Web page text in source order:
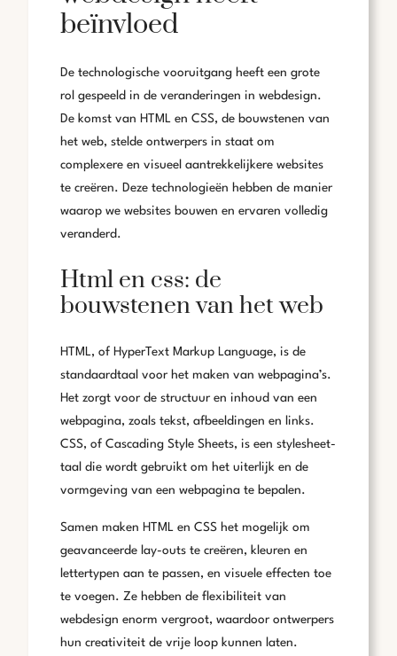
beïnvloed
De technologische vooruitgang heeft een grote
rol gespeeld in de veranderingen in webdesign.
De komst van HTML en CSS, de bouwstenen van
het web, stelde ontwerpers in staat om
complexere en visueel aantrekkelijkere websites
te creëren. Deze technologieën hebben de manier
waarop we websites bouwen en ervaren volledig
veranderd.
Html en css: de
bouwstenen van het web
HTML, of HyperText Markup Language, is de
standaardtaal voor het maken van webpagina’s.
Het zorgt voor de structuur en inhoud van een
webpagina, zoals tekst, afbeeldingen en links.
CSS, of Cascading Style Sheets, is een stylesheet-
taal die wordt gebruikt om het uiterlijk en de
vormgeving van een webpagina te bepalen.
Samen maken HTML en CSS het mogelijk om
geavanceerde lay-outs te creëren, kleuren en
lettertypen aan te passen, en visuele effecten toe
te voegen. Ze hebben de flexibiliteit van
webdesign enorm vergroot, waardoor ontwerpers
hun creativiteit de vrije loop kunnen laten.